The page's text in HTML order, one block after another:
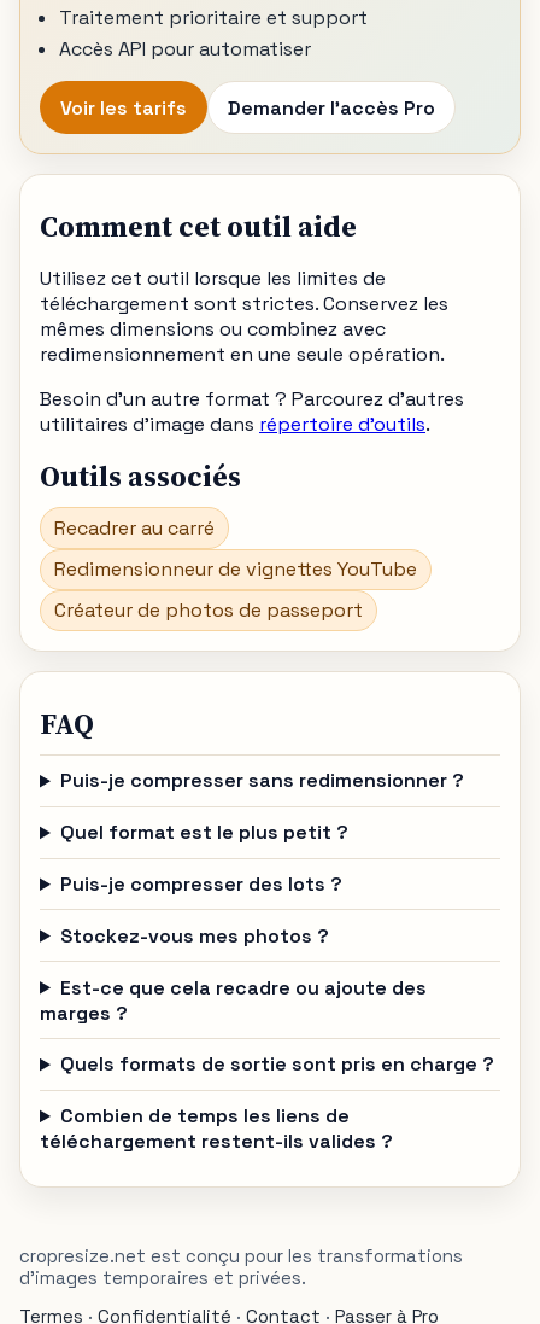
Traitement prioritaire et support
Accès API pour automatiser
Voir les tarifs Demander l’accès Pro
Comment cet outil aide
Utilisez cet outil lorsque les limites de
téléchargement sont strictes. Conservez les
mêmes dimensions ou combinez avec
redimensionnement en une seule opération.
Besoin d'un autre format ? Parcourez d'autres
utilitaires d'image dans répertoire d'outils.
Outils associés
Recadrer au carré
Redimensionneur de vignettes YouTube
Créateur de photos de passeport
FAQ
Puis-je compresser sans redimensionner ?
Quel format est le plus petit ?
Puis-je compresser des lots ?
Stockez-vous mes photos ?
Est-ce que cela recadre ou ajoute des
marges ?
Quels formats de sortie sont pris en charge ?
Combien de temps les liens de
téléchargement restent-ils valides ?
cropresize.net est conçu pour les transformations
d'images temporaires et privées.
Termes · Confidentialité · Contact · Passer à Pro